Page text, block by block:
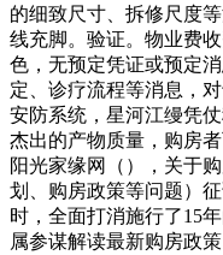
的细致尺寸、拆修尺度
线充脚。验证。物业费
色，无预定凭证或预定
定、诊疗流程等消息，
安防系统，星河江缦凭
杰出的产物质量，购房
阳光家缘网（），关于
划、购房政策等问题）
时，全面打消施行了15
属参谋解读最新购房政